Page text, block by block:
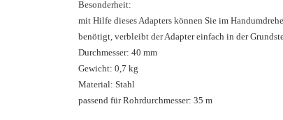
Besonderheit:
mit Hilfe dieses Adapters können Sie im
benötigt, verbleibt der Adapter einfach in der
Durchmesser: 40 mm
Gewicht: 0,7 kg
Material: Stahl
passend für Rohrdurchmesser: 35 m